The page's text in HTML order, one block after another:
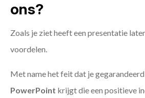
ons?
Zoals je ziet heeft een presentatie
voordelen.
Met name het feit dat je gegarandeerd
PowerPoint krijgt die een positieve